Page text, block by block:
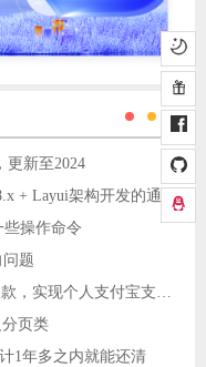
更新至2024
花点时间搞的一款基于ThinkPHP8.x + Layui架构开发的通用后台管理系统
些操作命令
问题
PHP结合安卓APP，监听支付宝收款，实现个人支付宝支付接口
页类
1年多之内就能还清